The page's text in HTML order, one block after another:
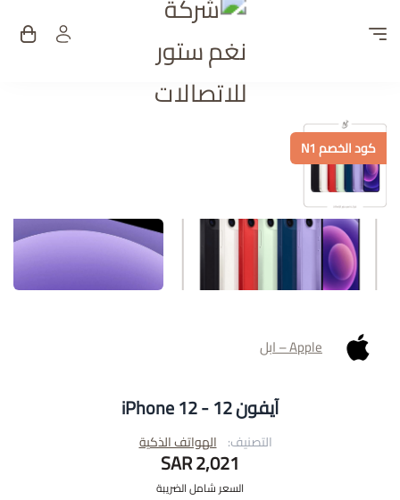
شركة نغم ستور
كود الخصم N1
Apple – ابل
آيفون 12 - iPhone 12
التصنيف: الهواتف الذكية
2,021 SAR
السعر شامل الضريبة